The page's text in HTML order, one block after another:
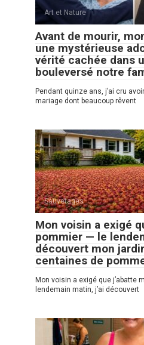
Art et Nature
Avant de mourir,
une mystérieuse
vérité cachée dans
bouleversé notre
Pendant quinze ans, j’ai cru
mariage dont beaucoup rêvent
Sauvetages
Mon voisin a exigé
pommier — le
découvert mon
centaines de
Mon voisin a exigé que j’abatte
lendemain matin, j’ai découvert